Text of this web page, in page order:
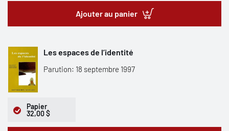
Ajouter au panier
Les espaces de l’identité
Parution: 18 septembre 1997
Papier
32,00 $